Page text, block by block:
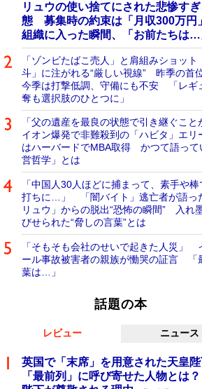
リュウの使い捨てにされた悲惨す
態 募集時の約束は「月収300万円
組織に入った瞬間、「お前たちは…
「ゾンビたばこ売人」と肩組みショット
斗」に注がれる“厳しい視線” 昨季の首
今季は打撃低調、守備にも不安 「レギ
奪も選択肢のひとつに」
「父の遺産を最良の状態で引き継ぐこ
イオン爆発で非難殺到の「ハビタ」エリ
はハーバードでMBA取得 かつて語って
営哲学」とは
「中国人30人ほどに捕まって、素手や
打ちに…」 「闇バイト」逃亡者が語っ
リュウ」からの脱出“恐怖の瞬間” 入れ
びせられた“脅しの言葉”とは
「そもそも会社のせいで起きた人災」
ール事故被害者の親族が慟哭の証言 「
葉は…」
話題の本
レビュー ニュース
英国で「末席」を用意された天皇
「最前列」に呼び寄せた人物とは